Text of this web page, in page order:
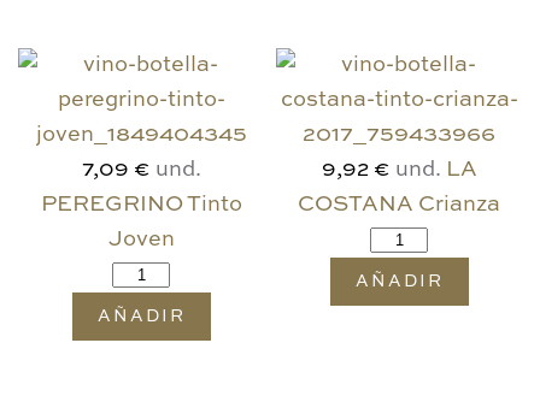
7,09 € und.
PEREGRINO Tinto
Joven
AÑADIR
9,92 € und. LA
COSTANA Crianza
AÑADIR